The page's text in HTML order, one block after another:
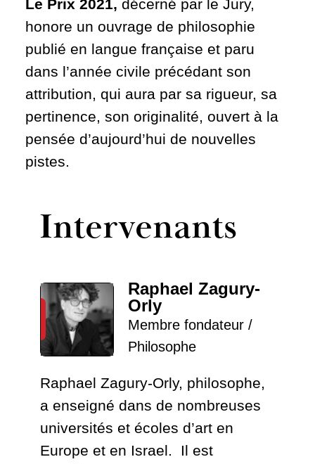
Le Prix 2021, décerné par le Jury,
honore un ouvrage de philosophie
publié en langue française et paru
dans l’année civile précédant son
attribution, qui aura par sa rigueur, sa
pertinence, son originalité, ouvert à la
pensée d’aujourd’hui de nouvelles
pistes.
Intervenants
Raphael Zagury-
Orly
Membre fondateur /
Philosophe
Raphael Zagury-Orly, philosophe,
a enseigné dans de nombreuses
universités et écoles d’art en
Europe et en Israel. Il est